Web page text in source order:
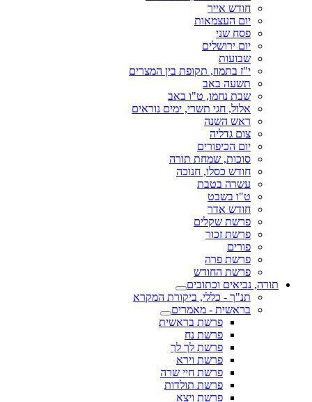
חודש אייר
יום העצמאות
פסח שני
יום ירושלים
שבועות
י"ז בתמוז, תקופת בין המצרים
תשעה באב
שבת נחמו, ט"ו באב
אלול, חגי תשרי, ימים נוראים
ראש השנה
צום גדליה
יום הכיפורים
סוכות, שמחת תורה
חודש כסלו, חנוכה
עשרה בטבת
ט"ו בשבט
חודש אדר
פרשת שקלים
פרשת זכור
פורים
פרשת פרה
פרשת החודש
תורה, נביאים וכתובים
תנ"ך - כללי, ביקורת המקרא
בראשית - מאמרים
פרשת בראשית
פרשת נח
פרשת לך לך
פרשת וירא
פרשת חיי שרה
פרשת תולדות
פרשת ויצא